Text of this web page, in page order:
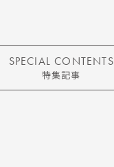
SPECIAL CONTENTS
特集記事